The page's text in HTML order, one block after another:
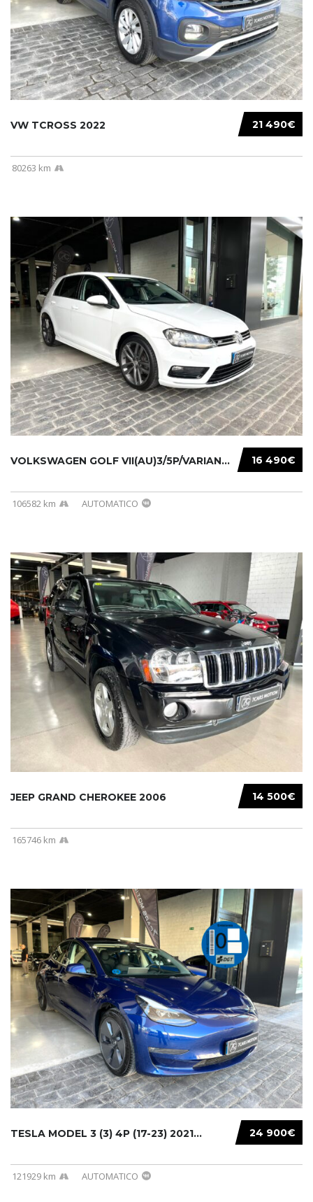
21 490€
VW TCROSS 2022
80263 km
16 490€
VOLKSWAGEN GOLF VII(AU)3/5P/VARIANT(12-16 20...
106582 km AUTOMATICO
14 500€
JEEP GRAND CHEROKEE 2006
165746 km
24 900€
TESLA MODEL 3 (3) 4P (17-23) 2021...
121929 km AUTOMATICO